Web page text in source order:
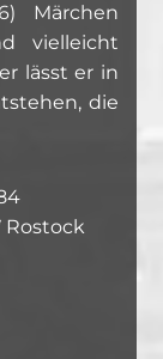
Märchen
vielleicht
lässt er in
die
Rostock